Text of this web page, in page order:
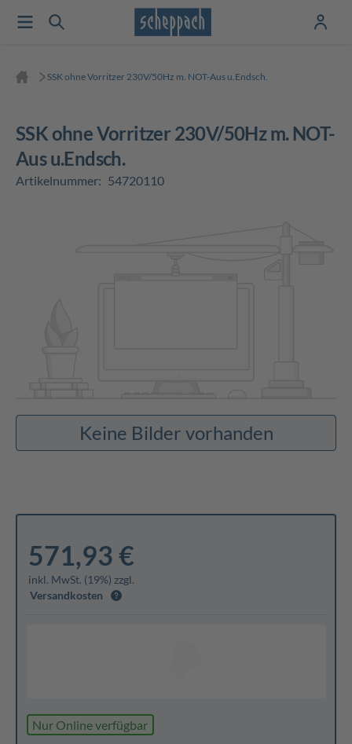
SSK ohne Vorritzer 230V/50Hz m. NOT-Aus u.Endsch.
SSK ohne Vorritzer 230V/50Hz m. NOT-
Aus u.Endsch.
Artikelnummer: 54720110
Keine Bilder vorhanden
571,93 €
inkl. MwSt. (19%) zzgl.
Versandkosten
Nur Online verfügbar